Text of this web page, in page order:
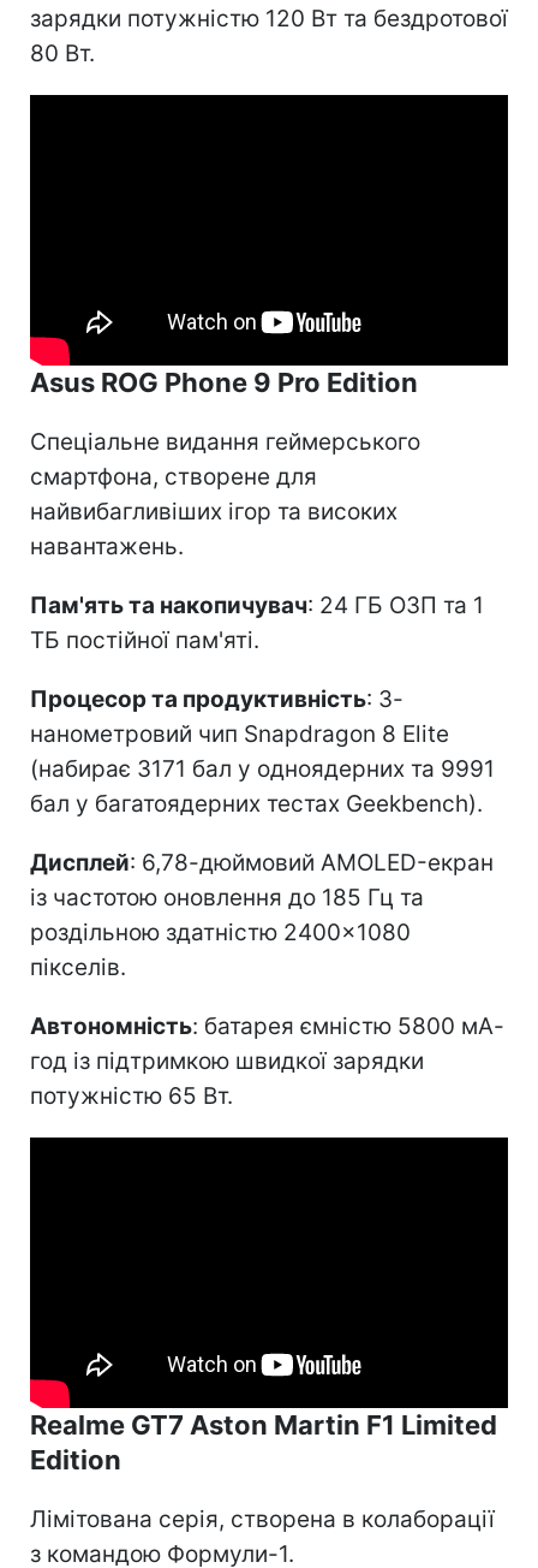
зарядки потужністю 120 Вт та бездротової
80 Вт.
Asus ROG Phone 9 Pro Edition
Спеціальне видання геймерського
смартфона, створене для
найвибагливіших ігор та високих
навантажень.
Пам'ять та накопичувач: 24 ГБ ОЗП та 1
ТБ постійної пам'яті.
Процесор та продуктивність: 3-
нанометровий чип Snapdragon 8 Elite
(набирає 3171 бал у одноядерних та 9991
бал у багатоядерних тестах Geekbench).
Дисплей: 6,78-дюймовий AMOLED-екран
із частотою оновлення до 185 Гц та
роздільною здатністю 2400×1080
пікселів.
Автономність: батарея ємністю 5800 мА-
год із підтримкою швидкої зарядки
потужністю 65 Вт.
Realme GT7 Aston Martin F1 Limited
Edition
Лімітована серія, створена в колаборації
з командою Формули-1.